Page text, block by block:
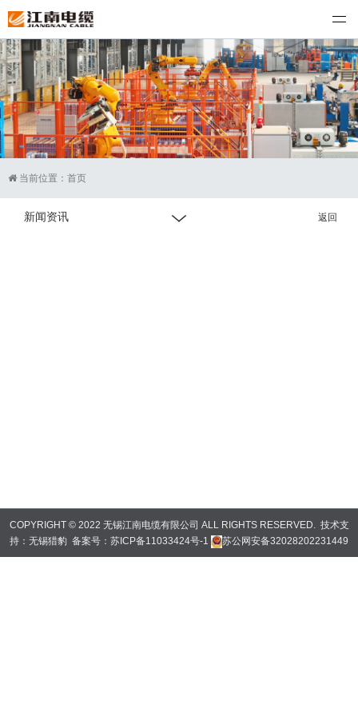
江南电缆
当前位置： 首页
新闻资讯 返回
COPYRIGHT © 2022 无锡江南电缆有限公司 ALL RIGHTS RESERVED. 技术支
持： 无锡猎豹 备案号： 苏ICP备11033424号-1 苏公网安备32028202231449